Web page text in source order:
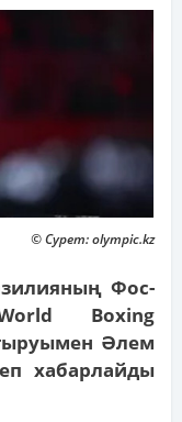
© Сурет: olympic.kz
Фос-
Boxing
Әлем
хабарлайды